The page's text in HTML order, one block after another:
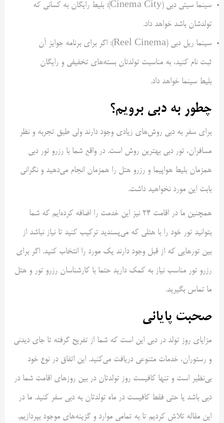
سینما سیتی دبی (Cinema City): بلیط رایگان به کسانی که
تولدشان باشد خواهد داد.
سینما ریل دبی (Reel Cinema): اگر برای برنامه جوایز آن
ثبت نام کنید، به مناسبت تولدتان بسته‌های تخفیفی و رایگان
بلیط سینما خواهد داد.
چطور به دبی برویم؟
برای سفر به دبی روش‌های زیادی وجود دارند ولی طبق تجربه و نظر
مسافران، تور دبی بهترین روش است. در واقع شما با رزرو تور دبی
همزمان بلیط هواپیما و رزرو هتل را همزمان انجام می‌دهید و نگرانی
بابت این مورد نخواهید داشت.
همچنین ما در اقامت ۲۴ نیز این خدمت را اضافه کرده‌ایم که شما
بتوانید تور خود را با هتلی که می‌پسندید ترکیب کنید تا نیاز نباشد از
بین تورهایی که از قبل وجود دارند یک مورد را انتخاب کنید. اگر برای
رزرو تور مناسب نیاز به کمک دارید حتما با کارشناسان رزرو تور و هتل
ما تماس بگیرید.
صحبت پایانی
مزایای روز تولد در دبی این است که شما از تفریح گرفته تا جای دیدنی
و رستوران، خدمات متنوعی دریافت می‌کنید. این اتفاق در نوع خود
بی‌نظیر است و تنها کافیست روز تولدتان در بین روزهای اقامت شما در
دبی باشد یا حتی فقط کافیست در ماه تولدتان به دبی سفر کنید. ما در
این مقاله تلاش کردیم تا به تمامی موارد و گزینه‌های موجود بپردازیم.